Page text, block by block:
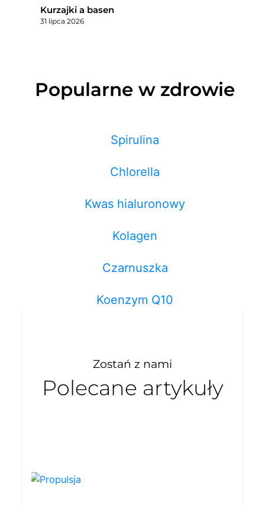
Kurzajki a basen
31 lipca 2026
Popularne w zdrowie
Spirulina
Chlorella
Kwas hialuronowy
Kolagen
Czarnuszka
Koenzym Q10
Zostań z nami
Polecane artykuły